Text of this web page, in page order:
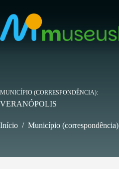
para
conteúdo
MUNICÍPIO (CORRESPONDÊNCIA)
VERANÓPOLIS
Início / Município (correspondência)